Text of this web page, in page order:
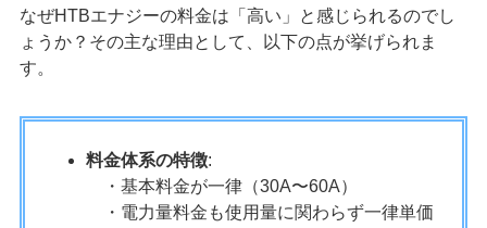
なぜHTBエナジーの料金は「高い」と感じられるのでし
ょうか？その主な理由として、以下の点が挙げられま
す。
料金体系の特徴:
・基本料金が一律（30A〜60A）
・電力量料金も使用量に関わらず一律単価